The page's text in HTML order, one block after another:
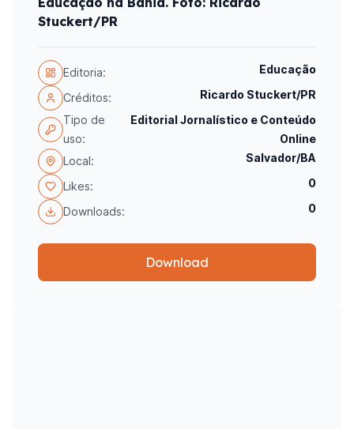
Stuckert/PR
Editoria: Educação
Créditos:
Ricardo Stuckert/PR
Tipo de
uso:
Editorial Jornalístico e Conteúdo
Online
Local:
Salvador/BA
Likes: 0
Downloads: 0
Download